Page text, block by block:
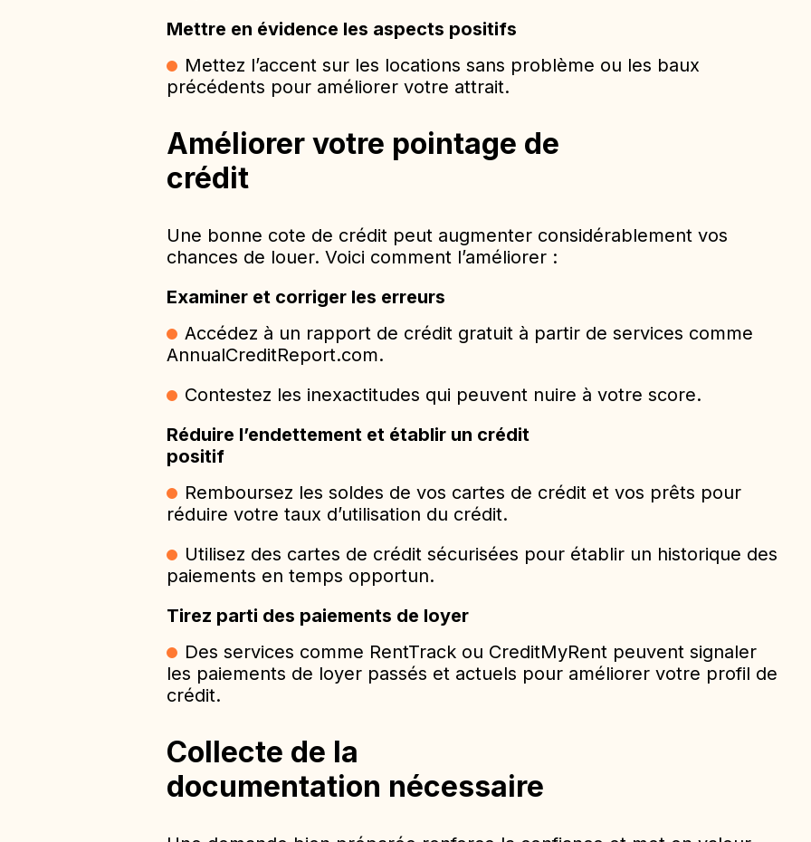
Mettre en évidence les aspects positifs
Mettez l’accent sur les locations sans problème ou les baux
précédents pour améliorer votre attrait.
Améliorer votre pointage de
crédit
Une bonne cote de crédit peut augmenter considérablement vos
chances de louer. Voici comment l’améliorer :
Examiner et corriger les erreurs
Accédez à un rapport de crédit gratuit à partir de services comme
AnnualCreditReport.com.
Contestez les inexactitudes qui peuvent nuire à votre score.
Réduire l’endettement et établir un crédit
positif
Remboursez les soldes de vos cartes de crédit et vos prêts pour
réduire votre taux d’utilisation du crédit.
Utilisez des cartes de crédit sécurisées pour établir un historique des
paiements en temps opportun.
Tirez parti des paiements de loyer
Des services comme RentTrack ou CreditMyRent peuvent signaler
les paiements de loyer passés et actuels pour améliorer votre profil de
crédit.
Collecte de la
documentation nécessaire